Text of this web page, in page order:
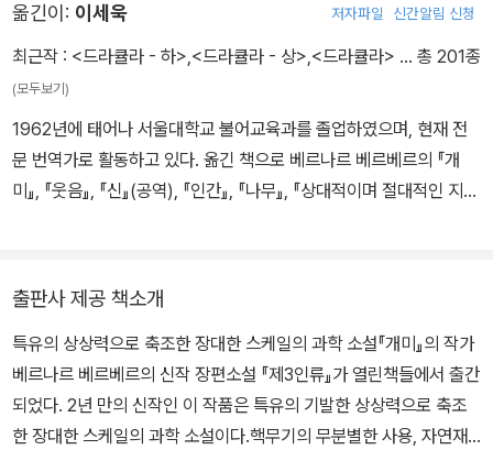
소재로 한 『타나토노트』, 세계를 빚어내는 신들의 이야기 『신』, 제2
의 지구를 찾아 떠난 인류의 모험 『파피용』, 꿀벌이 사라진 지구를 구
하는 『꿀벌의 예언』, 세 혼종 인류와 그들을 창조한 알리스 카메러가
작품은 35개 언어로 번역되어, 전 세계 3천만 부 이상 판매되었다.
옮긴이: 이세욱 저자파일 신간알림 신청
최근작 : <드라큘라 - 하>,<드라큘라 - 상>,<드라큘라> … 총 201종
(모두보기)
1962년에 태어나 서울대학교 불어교육과를 졸업하였으며, 현재 전
문 번역가로 활동하고 있다. 옮긴 책으로 베르나르 베르베르의 『개
미』, 『웃음』, 『신』(공역), 『인간』, 『나무』, 『상대적이며 절대적인 지식
들에게 보내는 편지』(카를로 마리아 마르티니 공저), 장클로드 카리
에르의 『바야돌리드 논쟁』, 미셸 우엘벡의 『소립자』, 미셸 투르니에
의 『황금 구슬』, 카롤린 봉그랑의 『밑줄 긋는 남자』, 브램 스토커의
『드라큘라』, 파트리크 모디아노의 『우리 아빠는 엉뚱해』, 장자크 상
페의 『속 깊은 이성 친구』, 에리크 오르세나의 『오래오래』, 『두 해 여
출판사 제공 책소개
특유의 상상력으로 축조한 장대한 스케일의 과학 소설『개미』의 작가
베르나르 베르베르의 신작 장편소설 『제3인류』가 열린책들에서 출간
되었다. 2년 만의 신작인 이 작품은 특유의 기발한 상상력으로 축조
한 장대한 스케일의 과학 소설이다.핵무기의 무분별한 사용, 자연재